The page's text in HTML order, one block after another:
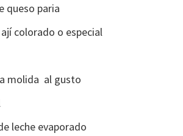
queso paria
colorado o especial
molida al gusto
leche evaporado